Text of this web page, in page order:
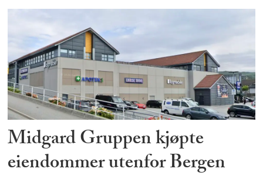
Midgard Gruppen kjøpte
eiendommer utenfor Bergen